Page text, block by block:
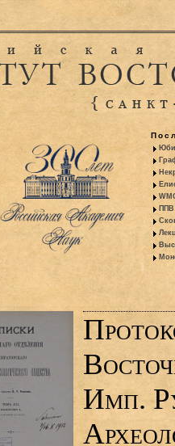
ППВ
Имп.